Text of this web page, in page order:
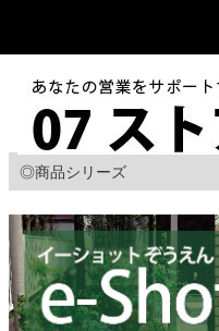
◎商品シリーズ